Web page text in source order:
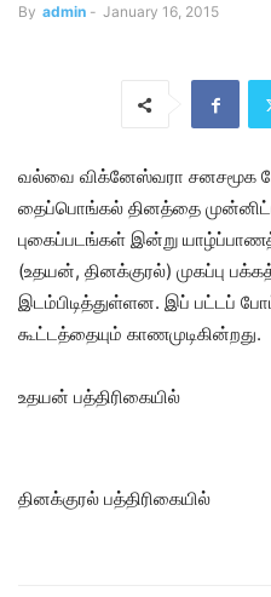
By admin - January 16, 2015
வல்வை விக்னேஸ்வரா சனசமூக
தைப்பொங்கல் தினத்தை
புகைப்படங்கள் இன்று
(உதயன், தினக்குரல்) முகப்பு
இடம்பிடித்துள்ளன. இப் பட்டப்
கூட்டத்தையும் காணமுடிகின்றது.
உதயன் பத்திரிகையில்
தினக்குரல் பத்திரிகையில்